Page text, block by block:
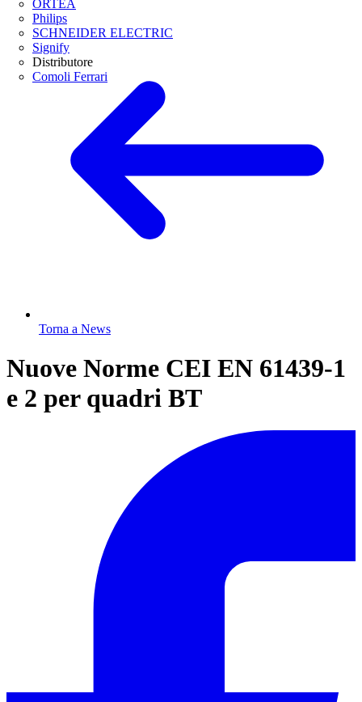
ORTEA
Philips
SCHNEIDER ELECTRIC
Signify
Distributore
Comoli Ferrari
Torna a News
Nuove Norme CEI EN 61439-1
e 2 per quadri BT